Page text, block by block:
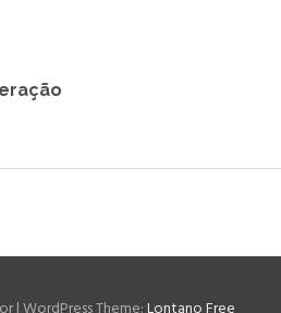
|WordPress Theme:Lontano Free